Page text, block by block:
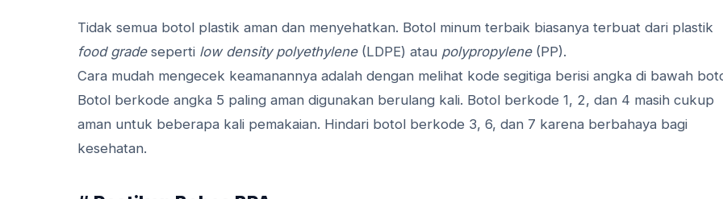
Tidak semua botol plastik aman dan menyehatkan. Botol minum terbaik biasanya terbuat dari plastik
food gradeseperti low density polyethylene(LDPE) atau polypropylene(PP).
Cara mudah mengecek keamanannya adalah dengan melihat kode segitiga berisi angka di bawah
Botol berkode angka 5 paling aman digunakan berulang kali. Botol berkode 1, 2, dan 4 masih cukup
aman untuk beberapa kali pemakaian. Hindari botol berkode 3, 6, dan 7 karena berbahaya bagi
kesehatan.